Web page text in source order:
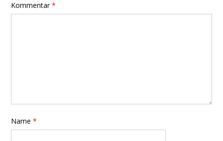
Kommentar*
Name *